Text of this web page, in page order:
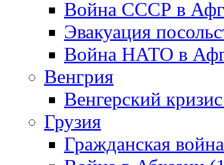
Война СССР в
Эвакуация
Война НАТО в
Венгрия
Венгерский
Грузия
Гражданская